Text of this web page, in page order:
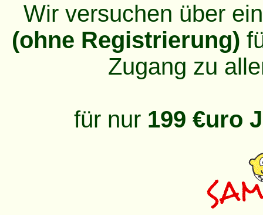
Wir versuchen über
(ohne Registrierung)
Zugang zu
für nur 199 €uro